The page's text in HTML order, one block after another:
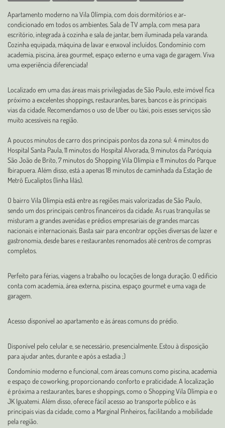
Apartamento moderno na Vila Olímpia, com dois dormitórios e ar-
condicionado em todos os ambientes. Sala de TV ampla, com mesa para
escritório, integrada à cozinha e sala de jantar, bem iluminada pela varanda.
Cozinha equipada, máquina de lavar e enxoval incluídos. Condomínio com
academia, piscina, área gourmet, espaço externo e uma vaga de garagem. Viva
uma experiência diferenciada!
Localizado em uma das áreas mais privilegiadas de São Paulo, este imóvel fica
próximo a excelentes shoppings, restaurantes, bares, bancos e às principais
vias da cidade. Recomendamos o uso de Uber ou táxi, pois esses serviços são
muito acessíveis na região.
A poucos minutos de carro dos principais pontos da zona sul: 4 minutos do
Hospital Santa Paula, 11 minutos do Hospital Alvorada, 9 minutos da Paróquia
São João de Brito, 7 minutos do Shopping Vila Olímpia e 11 minutos do Parque
Ibirapuera. Além disso, está a apenas 18 minutos de caminhada da Estação de
Metrô Eucaliptos (linha lilás).
O bairro Vila Olímpia está entre as regiões mais valorizadas de São Paulo,
sendo um dos principais centros financeiros da cidade. As ruas tranquilas se
misturam a grandes avenidas e prédios empresariais de grandes marcas
nacionais e internacionais. Basta sair para encontrar opções diversas de lazer e
gastronomia, desde bares e restaurantes renomados até centros de compras
completos.
Perfeito para férias, viagens a trabalho ou locações de longa duração. O edifício
conta com academia, área externa, piscina, espaço gourmet e uma vaga de
garagem.
Acesso disponível ao apartamento e às áreas comuns do prédio.
Disponível pelo celular e, se necessário, presencialmente. Estou à disposição
para ajudar antes, durante e após a estadia ;)
Condomínio moderno e funcional, com áreas comuns como piscina, academia
e espaço de coworking, proporcionando conforto e praticidade. A localização
é próxima a restaurantes, bares e shoppings, como o Shopping Vila Olímpia e o
JK Iguatemi. Além disso, oferece fácil acesso ao transporte público e às
principais vias da cidade, como a Marginal Pinheiros, facilitando a mobilidade
pela região.